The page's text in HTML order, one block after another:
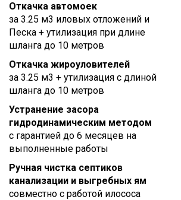
Откачка автомоек
за 3.25 м3 иловых отложений и
Песка + утилизация при длине
шланга до 10 метров
Откачка жироуловителей
за 3.25 м3 + утилизация с длиной
шланга до 10 метров
Устранение засора
гидродинамическим методом
с гарантией до 6 месяцев на
выполненные работы
Ручная чистка септиков
канализации и выгребных ям
совместно с работой илососа